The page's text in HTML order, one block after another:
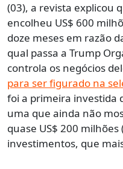
(03), a revista explicou
encolheu US$ 600
doze meses em razão
qual passa a Trump
controla os negócios
para ser figurado na
foi a primeira investida
uma que ainda não
quase US$ 200 milhões
investimentos, que